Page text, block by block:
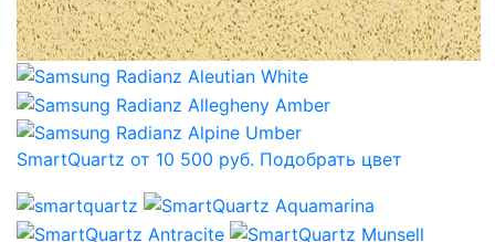
SmartQuartz от 10 500 руб. Подобрать цвет